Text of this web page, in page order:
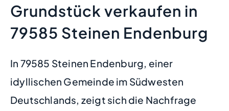
Grundstück verkaufen in
79585 Steinen Endenburg
In 79585 Steinen Endenburg, einer
idyllischen Gemeinde im Südwesten
Deutschlands, zeigt sich die Nachfrage